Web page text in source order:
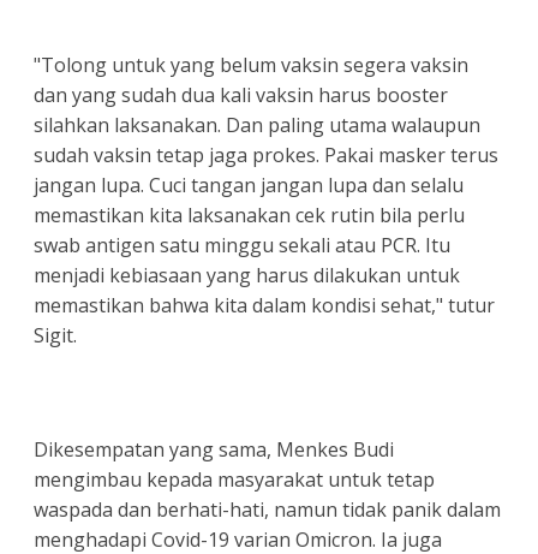
"Tolong untuk yang belum vaksin segera vaksin
dan yang sudah dua kali vaksin harus booster
silahkan laksanakan. Dan paling utama walaupun
sudah vaksin tetap jaga prokes. Pakai masker terus
jangan lupa. Cuci tangan jangan lupa dan selalu
memastikan kita laksanakan cek rutin bila perlu
swab antigen satu minggu sekali atau PCR. Itu
menjadi kebiasaan yang harus dilakukan untuk
memastikan bahwa kita dalam kondisi sehat," tutur
Sigit.
Dikesempatan yang sama, Menkes Budi
mengimbau kepada masyarakat untuk tetap
waspada dan berhati-hati, namun tidak panik dalam
menghadapi Covid-19 varian Omicron. Ia juga